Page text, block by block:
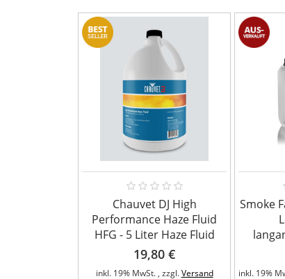
Chauvet DJ High
Performance Haze Fluid
HFG - 5 Liter Haze Fluid
19,80 €
inkl. 19% MwSt. , zzgl. Versand
Smoke
inkl. 19%